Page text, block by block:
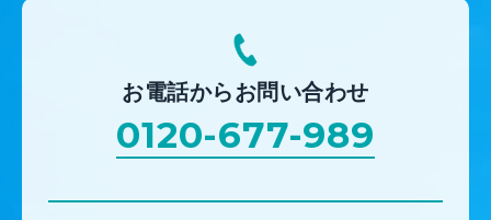
お電話からお問い合わせ
0120-677-989